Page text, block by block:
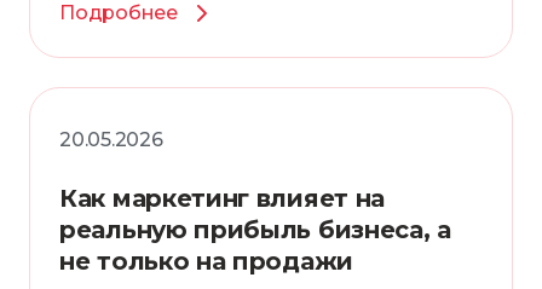
Подробнее
20.05.2026
Как маркетинг влияет на
реальную прибыль бизнеса, а
не только на продажи